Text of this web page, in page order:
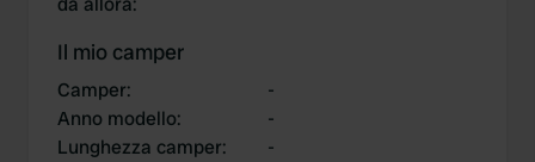
Il mio camper
Camper:
-
Anno modello:
-
Lunghezza camper:
-